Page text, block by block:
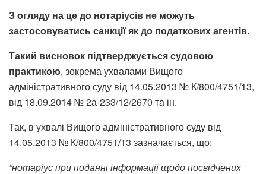
З огляду на це до нотаріусів не можуть
застосовуватись санкції як до податкових агентів.
Такий висновок підтверджується судовою
практикою, зокрема ухвалами Вищого
адміністративного суду від 14.05.2013 № К/800/4751/13,
від 18.09.2014 № 2а-233/12/2670 та ін.
Так, в ухвалі Вищого адміністративного суду від
14.05.2013 № К/800/4751/13 зазначається, що:
“нотаріус при поданні інформації щодо посвідчених